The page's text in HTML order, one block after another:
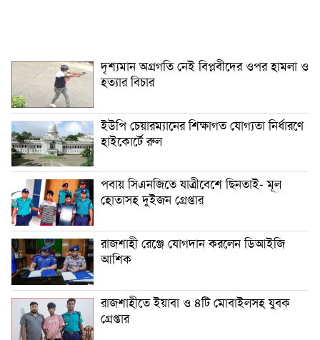
দৃশ্যমান অগ্রগতি নেই বিপ্লবীদের ওপর হামলা ও
হত্যার বিচার
ইউপি চেয়ারম্যানের শিক্ষাগত যোগ্যতা নির্ধারণে
হাইকোর্টে রুল
পবায় সিএনজিতে যাত্রীবেশে ছিনতাই- মূল
হোতাসহ দুইজন গ্রেপ্তার
রাজশাহী রেঞ্জে যোগদান করলেন ডিআইজি
আশিক
রাজশাহীতে ইয়াবা ও ৪টি মোবাইলসহ যুবক
গ্রেপ্তার